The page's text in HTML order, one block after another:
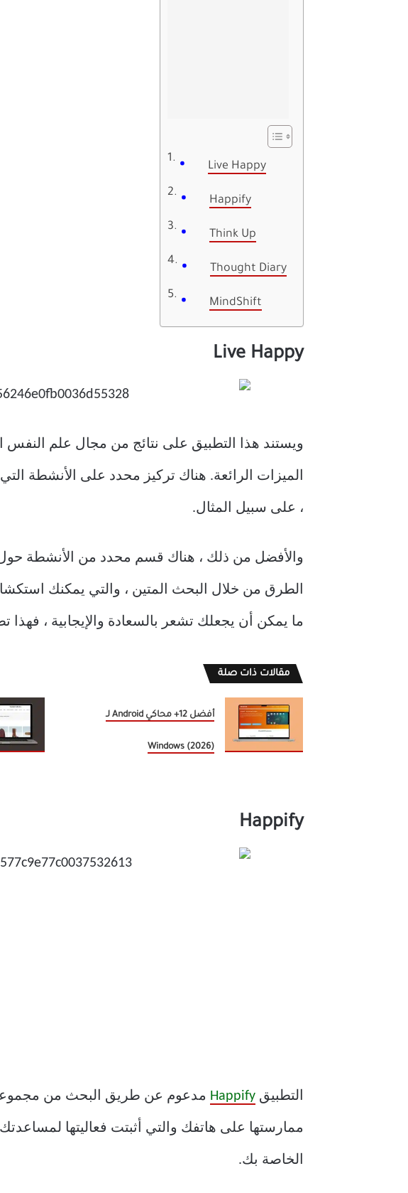
Live Happy
Happify
Think Up
Thought Diary
MindShift
Live Happy
ويستند هذا التطبيق على نتائج من مجال علم النفس
الميزات الرائعة. هناك تركيز محدد على الأنشطة
، على سبيل المثال.
والأفضل من ذلك ، هناك قسم محدد من الأنشطة
الطرق من خلال البحث المتين ، والتي يمكنك
ما يمكن أن يجعلك تشعر بالسعادة والإيجابية ، فهذا
مقالات ذات صلة
أفضل 12+ محاكي Android لـ
Windows (2026)
Happify
التطبيق Happify مدعوم عن طريق البحث من مجموعة
ممارستها على هاتفك والتي أثبتت فعاليتها
الخاصة بك.